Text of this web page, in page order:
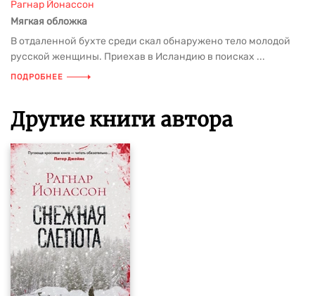
Рагнар Йонассон
Мягкая обложка
В отдаленной бухте среди скал обнаружено тело молодой
русской женщины. Приехав в Исландию в поисках ...
ПОДРОБНЕЕ
Другие книги автора